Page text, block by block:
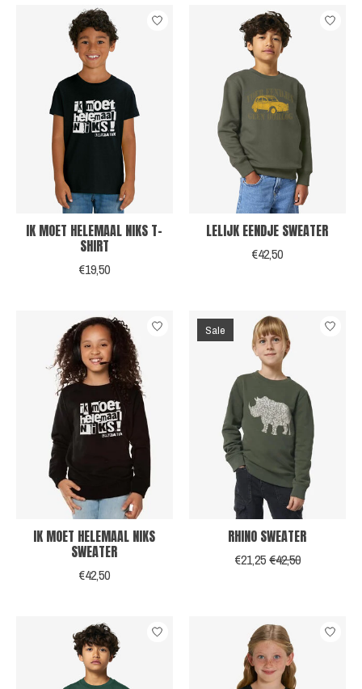
IK MOET HELEMAAL NIKS T-
SHIRT
€19,50
LELIJK EENDJE SWEATER
€42,50
IK MOET HELEMAAL NIKS
SWEATER
€42,50
Sale
RHINO SWEATER
€21,25€42,50